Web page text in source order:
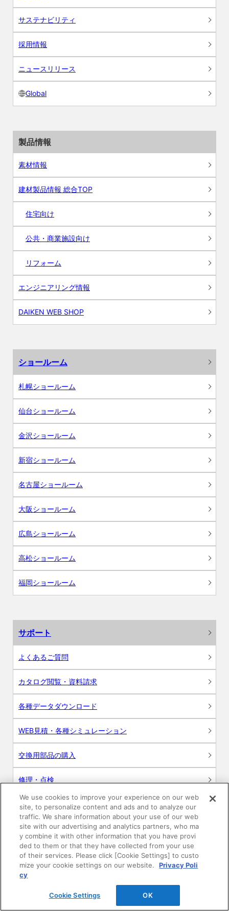
サステナビリティ
採用情報
ニュースリリース
Global
製品情報
素材情報
建材製品情報 総合TOP
住宅向け
公共・商業施設向け
リフォーム
エンジニアリング情報
DAIKEN WEB SHOP
ショールーム
札幌ショールーム
仙台ショールーム
金沢ショールーム
新宿ショールーム
名古屋ショールーム
大阪ショールーム
広島ショールーム
高松ショールーム
福岡ショールーム
サポート
よくあるご質問
カタログ閲覧・資料請求
各種データダウンロード
WEB見積・各種シミュレーション
交換用部品の購入
修理・点検
お問い合わせ
ログイン
建築・設計関係者様向けサイト
ユーザー登録サービス
WEB見積システム
We use cookies to improve your experience on our web
site, to personalize content and ads and to analyze our
traffic. We share information about your use of our web
site with our advertising and analytics partners, who ma
y combine it with other information that you have provi
ded to them or that they have collected from your use
of their services. Please click [Cookie Settings] to custo
mize your cookie settings on our website.
Privacy Poli
cy
Cookie Settings OK